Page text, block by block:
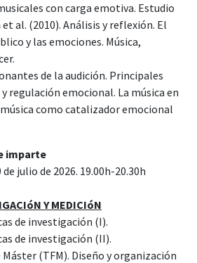
con carga emotiva. Estudio
al. (2010). Análisis y reflexión. El
y las emociones. Música,
de la audición. Principales
regulación emocional. La música en
música como catalizador emocional
imparte
de julio de 2026. 19.00h-20.30h
Y MEDICIóN
de investigación (I).
de investigación (II).
Máster (TFM). Diseño y organización